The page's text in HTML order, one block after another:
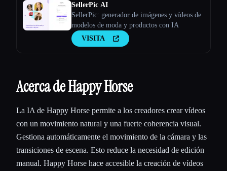
SellerPic AI
SellerPic: generador de imágenes y vídeos de
modelos de moda y productos con IA
VISITA
Acerca de Happy Horse
La IA de Happy Horse permite a los creadores crear vídeos
con un movimiento natural y una fuerte coherencia visual.
Gestiona automáticamente el movimiento de la cámara y las
transiciones de escena. Esto reduce la necesidad de edición
manual. Happy Horse hace accesible la creación de vídeos